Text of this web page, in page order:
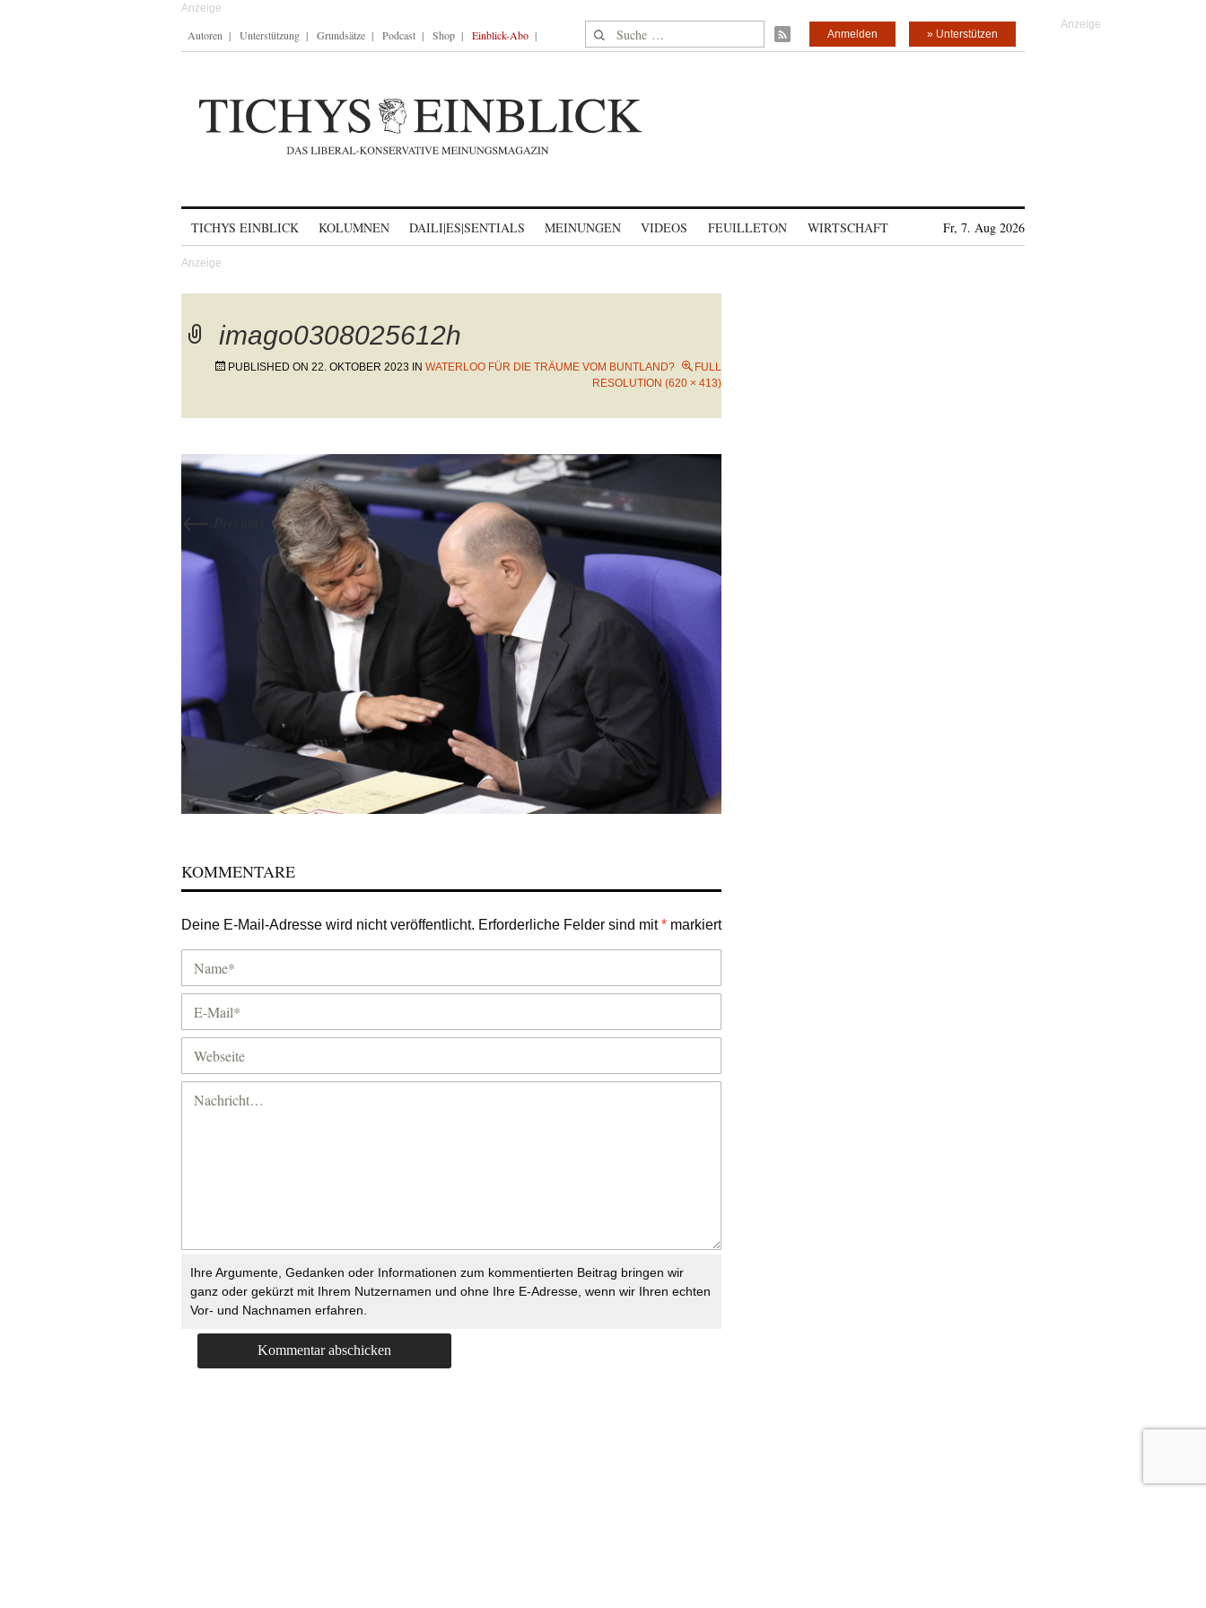
Autoren Unterstützung Grundsätze Podcast Shop Einblick-Abo Suche nach: » Unterstützen
Anmelden
TICHYS EINBLICK KOLUMNEN DAILI|ES|SENTIALS MEINUNGEN VIDEOS FEUILLETON WIRTSCHAFT Fr, 7. Aug 2026
imago0308025612h
PUBLISHED ON 22. OKTOBER 2023 IN WATERLOO FÜR DIE TRÄUME VOM BUNTLAND?
FULL
RESOLUTION (620 × 413)
←
KOMMENTARE
Deine E-Mail-Adresse wird nicht veröffentlicht. Erforderliche Felder sind mit* markiert
Ihre Argumente, Gedanken oder Informationen zum kommentierten Beitrag bringen wir
ganz oder gekürzt mit Ihrem Nutzernamen und ohne Ihre E-Adresse, wenn wir Ihren echten
Vor- und Nachnamen erfahren.